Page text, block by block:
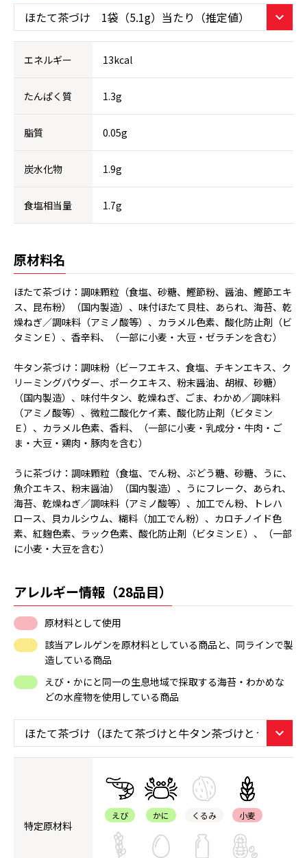
エネルギー 13kcal
たんぱく質 1.3g
脂質 0.05g
炭水化物 1.9g
食塩相当量 1.7g
原材料名
ほたて茶づけ：調味顆粒（食塩、砂糖、鰹節粉、醤油、鰹節エキ
ス、昆布粉）（国内製造）、味付ほたて貝柱、あられ、海苔、乾
燥ねぎ／調味料（アミノ酸等）、カラメル色素、酸化防止剤（ビ
タミンＥ）、香辛料、（一部に小麦・大豆・ゼラチンを含む）
牛タン茶づけ：調味粉（ビーフエキス、食塩、チキンエキス、ク
リーミングパウダー、ポークエキス、粉末醤油、胡椒、砂糖）
（国内製造）、味付牛タン、乾燥ねぎ、ごま、わかめ／調味料
（アミノ酸等）、微粒二酸化ケイ素、酸化防止剤（ビタミン
Ｅ）、カラメル色素、香料、（一部に小麦・乳成分・牛肉・ご
ま・大豆・鶏肉・豚肉を含む）
うに茶づけ：調味顆粒（食塩、でん粉、ぶどう糖、砂糖、うに、
魚介エキス、粉末醤油）（国内製造）、うにフレーク、あられ、
海苔、乾燥ねぎ／調味料（アミノ酸等）、加工でん粉、トレハ
ロース、貝カルシウム、糊料（加工でん粉）、カロチノイド色
素、紅麹色素、ラック色素、酸化防止剤（ビタミンＥ）、（一部
に小麦・大豆を含む）
アレルギー情報（28品目）
原材料として使用
該当アレルゲンを原材料としている商品と、同ラインで製
造している商品
えび・かにと同一の生息地域で採取する海苔・わかめな
どの水産物を使用している商品
特定原材料
えび かに くるみ 小麦